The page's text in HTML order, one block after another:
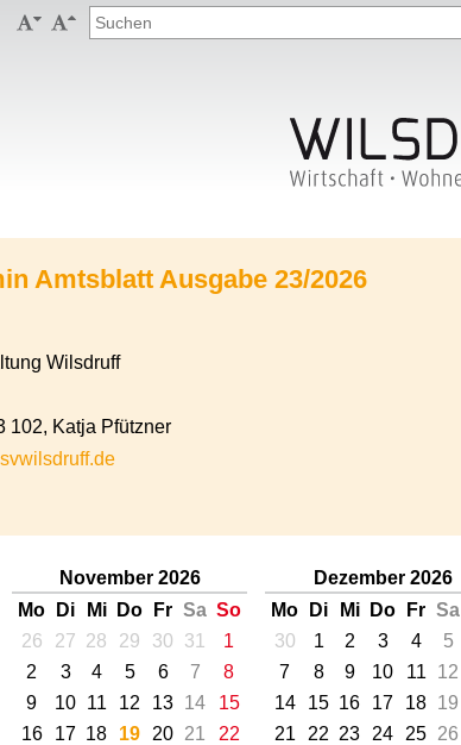
 
Amtsblatt Ausgabe 23/2026
Wilsdruff
102, Katja Pfützner
November 2026
Mo
Di Mi Do Fr Sa So
26
27 28 29 30 31
1
2
3 4 5 6 7
8
9
10 11 12 13 14
15
16
17 18 19 20 21
22
Dezember 2026
Mo
Di Mi Do Fr Sa
30
1 2 3 4 5
7
8 9 10 11 12
14
15 16 17 18 19
21
22 23 24 25 26